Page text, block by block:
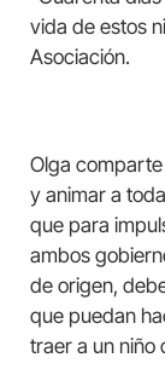
vida de estos
Asociación.
Olga comparte
y animar a
que para
ambos
de origen,
que puedan
traer a un niño